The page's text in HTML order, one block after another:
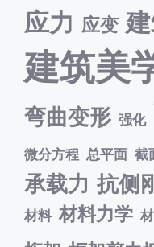
应力 应变
建筑美
弯曲变形 强化
微分方程 总平面 截
承载力 抗侧
材料 材料力学